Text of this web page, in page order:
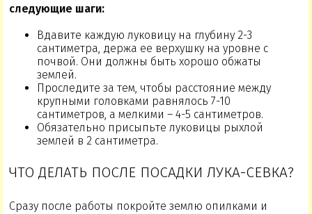
следующие шаги:
Вдавите каждую луковицу на глубину 2-3
сантиметра, держа ее верхушку на уровне с
почвой. Они должны быть хорошо обжаты
землей.
Проследите за тем, чтобы расстояние между
крупными головками равнялось 7-10
сантиметров, а мелкими – 4-5 сантиметров.
Обязательно присыпьте луковицы рыхлой
землей в 2 сантиметра.
ЧТО ДЕЛАТЬ ПОСЛЕ ПОСАДКИ ЛУКА-СЕВКА?
Сразу после работы покройте землю опилками и